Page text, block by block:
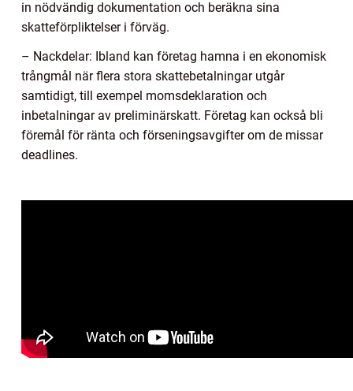
in nödvändig dokumentation och beräkna sina
skatteförpliktelser i förväg.
– Nackdelar: Ibland kan företag hamna i en ekonomisk
trångmål när flera stora skattebetalningar utgår
samtidigt, till exempel momsdeklaration och
inbetalningar av preliminärskatt. Företag kan också bli
föremål för ränta och förseningsavgifter om de missar
deadlines.